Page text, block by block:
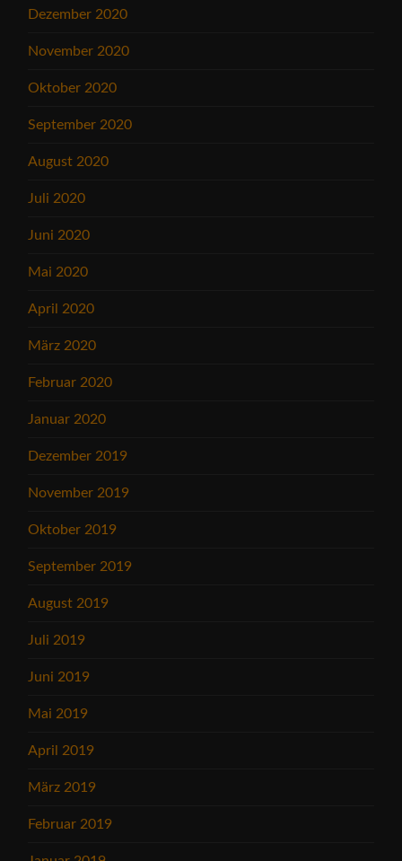
Dezember 2020
November 2020
Oktober 2020
September 2020
August 2020
Juli 2020
Juni 2020
Mai 2020
April 2020
März 2020
Februar 2020
Januar 2020
Dezember 2019
November 2019
Oktober 2019
September 2019
August 2019
Juli 2019
Juni 2019
Mai 2019
April 2019
März 2019
Februar 2019